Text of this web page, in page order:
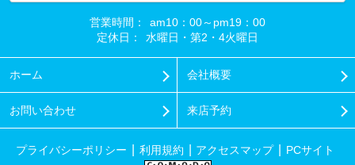
営業時間：
am10：00～pm19：00
定休日：
水曜日・第2・4火曜日
ホーム 会社概要
お問い合わせ 来店予約
プライバシーポリシー 利用規約 アクセスマップ PCサイト